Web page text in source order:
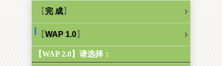
【 完 成】
【WAP 1.0】
【WAP 2.0】请选择：